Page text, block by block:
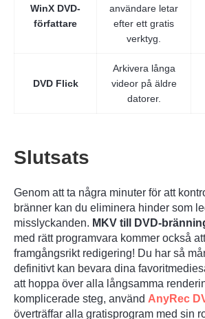
Steg 2.
WinX DVD-
författare
användare letar
efter ett gratis
verktyg.
DVD Flick
Arkivera långa
videor på äldre
datorer.
Slutsats
Genom att ta några minuter för att
bränner kan du eliminera hinder som
misslyckanden. MKV till DVD-
med rätt programvara kommer också
framgångsrikt redigering! Du har så
definitivt kan bevara dina
att hoppa över alla långsamma
komplicerade steg, använd AnyRec
överträffar alla gratisprogram med sin